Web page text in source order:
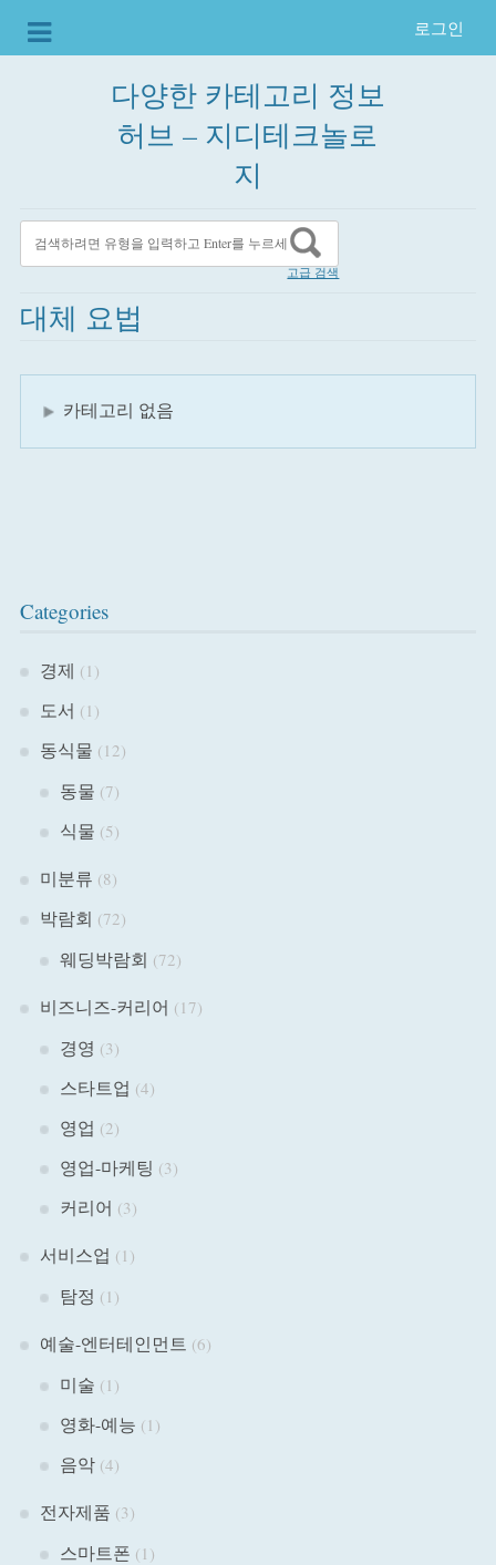
로그인
다양한 카테고리 정보
허브 – 지디테크놀로
지
고급 검색
대체 요법
카테고리 없음
Categories
경제 (1)
도서 (1)
동식물 (12)
동물 (7)
식물 (5)
미분류 (8)
박람회 (72)
웨딩박람회 (72)
비즈니즈-커리어 (17)
경영 (3)
스타트업 (4)
영업 (2)
영업-마케팅 (3)
커리어 (3)
서비스업 (1)
탐정 (1)
예술-엔터테인먼트 (6)
미술 (1)
영화-예능 (1)
음악(4)
전자제품 (3)
스마트폰 (1)